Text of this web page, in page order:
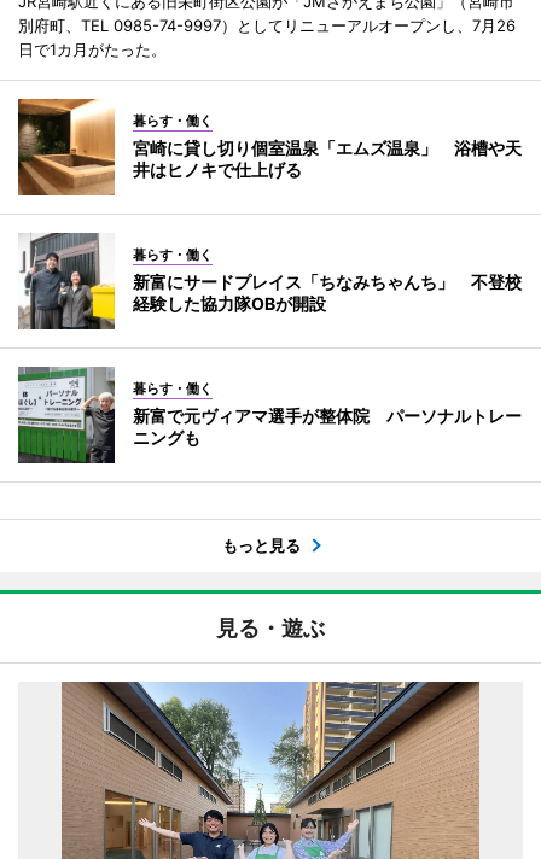
別府町、TEL 0985-74-9997）としてリニューアルオープンし、7月26
日で1カ月がたった。
暮らす・働く
宮崎に貸し切り個室温泉「エムズ温泉」 浴槽や天
井はヒノキで仕上げる
暮らす・働く
新富にサードプレイス「ちなみちゃんち」 不登校
経験した協力隊OBが開設
暮らす・働く
新富で元ヴィアマ選手が整体院 パーソナルトレー
ニングも
もっと見る
見る・遊ぶ